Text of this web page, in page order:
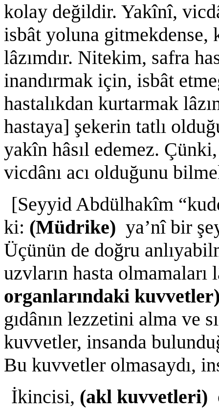
kolay değildir. Yakînî,
isbât yoluna gitmekdense,
lâzımdır. Nitekim, safra
inandırmak için, isbât
hastalıkdan kurtarmak
hastaya] şekerin tatlı
yakîn hâsıl edemez.
vicdânı acı olduğunu
[Seyyid Abdülhakîm
ki: (Müdrike) ya’nî bir
Üçünün de doğru
uzvların hasta
organlarındaki
gıdânın lezzetini alma ve
kuvvetler, insanda
Bu kuvvetler olmasaydı,
İkincisi, (akl kuvvetleri)